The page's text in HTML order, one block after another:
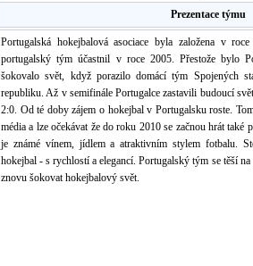
Prezentace týmu
Portugalská hokejbalová asociace byla založena v
portugalský tým účastnil v roce 2005. Přestože bylo
šokovalo svět, když porazilo domácí tým Spojených
republiku. Až v semifinále Portugalce zastavili budoucí
2:0. Od té doby zájem o hokejbal v Portugalsku roste.
média a lze očekávat že do roku 2010 se začnou hrát také
je známé vínem, jídlem a atraktivním stylem fotbalu.
hokejbal - s rychlostí a elegancí. Portugalský tým se těší
znovu šokovat hokejbalový svět.